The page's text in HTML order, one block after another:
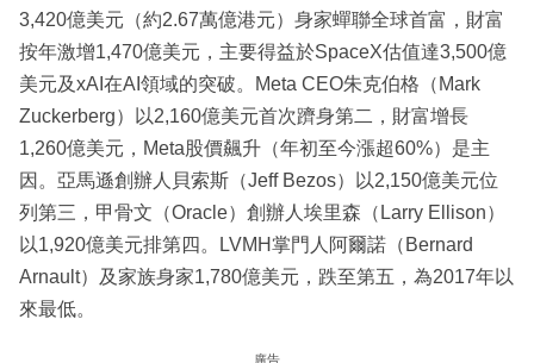
3,420億美元（約2.67萬億港元）身家蟬聯全球首富，財富
按年激增1,470億美元，主要得益於SpaceX估值達3,500億
美元及xAI在AI領域的突破。Meta CEO朱克伯格（Mark
Zuckerberg）以2,160億美元首次躋身第二，財富增長
1,260億美元，Meta股價飆升（年初至今漲超60%）是主
因。亞馬遜創辦人貝索斯（Jeff Bezos）以2,150億美元位
列第三，甲骨文（Oracle）創辦人埃里森（Larry Ellison）
以1,920億美元排第四。LVMH掌門人阿爾諾（Bernard
Arnault）及家族身家1,780億美元，跌至第五，為2017年以
來最低。
廣告